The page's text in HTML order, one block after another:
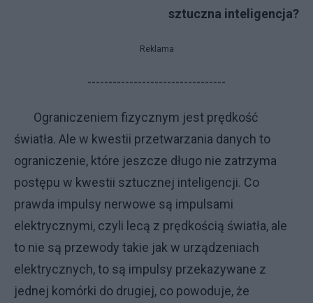
sztuczna inteligencja?
Reklama
---------------------------------
Ograniczeniem fizycznym jest prędkość
światła. Ale w kwestii przetwarzania danych to
ograniczenie, które jeszcze długo nie zatrzyma
postępu w kwestii sztucznej inteligencji. Co
prawda impulsy nerwowe są impulsami
elektrycznymi, czyli lecą z prędkością światła, ale
to nie są przewody takie jak w urządzeniach
elektrycznych, to są impulsy przekazywane z
jednej komórki do drugiej, co powoduje, że